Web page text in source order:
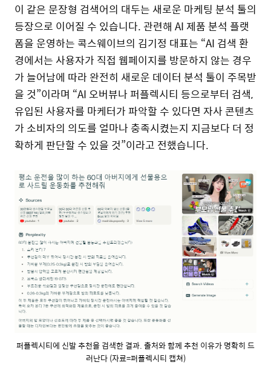
이 같은 문장형 검색어의 대두는 새로운 마케팅 분석 툴의
등장으로 이어질 수 있습니다. 관련해 AI 제품 분석 플랫
폼을 운영하는 콕스웨이브의 김기정 대표는 “AI 검색 환
경에서는 사용자가 직접 웹페이지를 방문하지 않는 경우
가 늘어남에 따라 완전히 새로운 데이터 분석 툴이 주목받
을 것”이라며 “AI 오버뷰나 퍼플렉시티 등으로부터 검색,
유입된 사용자를 마케터가 파악할 수 있다면 자사 콘텐츠
가 소비자의 의도를 얼마나 충족시켰는지 지금보다 더 정
확하게 판단할 수 있을 것”이라고 전했습니다.
퍼플렉시티에 신발 추천을 검색한 결과. 출처와 함께 추천 이유가 명확히 드
러난다 (자료=퍼플렉시티 캡쳐)